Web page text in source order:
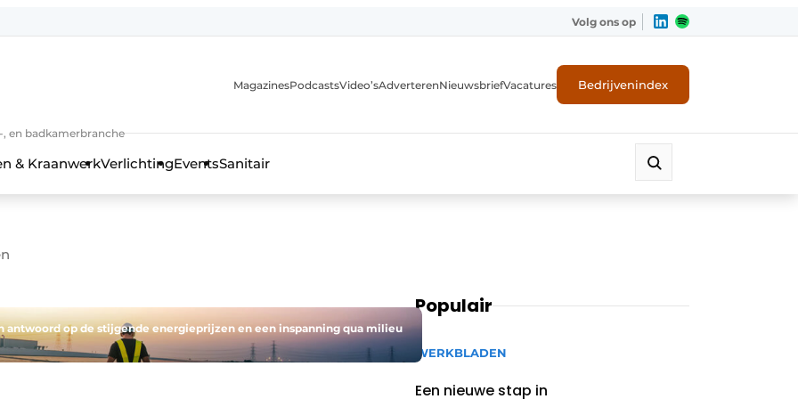
techniek in de keuken-, woon-, en badkamerbranche
Volg ons op
en badkamerbranche
MagazinesPodcastsVideo’sAdverterenNieuwsbriefVacatures Bedrijvenindex
& KraanwerkVerlichtingEventsSanitair
antwoord op de stijgende energieprijzen en een inspanning qua milieu
Populair
WERKBLADEN
Een nieuwe stap in